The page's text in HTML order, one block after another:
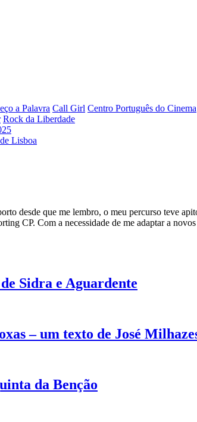
a Palavra Call Girl Centro Português do Cinema
Rock da Liberdade
Lisboa
desde que me lembro, o meu percurso teve
CP. Com a necessidade de me adaptar a
Sidra e Aguardente
– um texto de José
da Benção